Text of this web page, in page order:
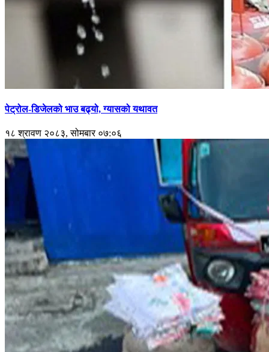
पेट्रोल-डिजेलको भाउ बढ्यो, ग्यासको यथावत
१८ श्रावण २०८३, सोमबार ०७:०६